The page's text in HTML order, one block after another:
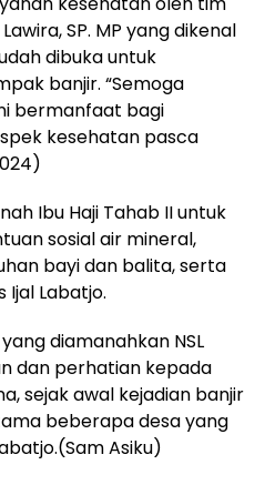
SP. MP yang dikenal
dibuka untuk
banjir. “Semoga
bermanfaat bagi
kesehatan pasca
Ibu Haji Tahab II untuk
sosial air mineral,
bayi dan balita, serta
Ijal Labatjo.
diamanahkan NSL
dan perhatian kepada
sejak awal kejadian banjir
beberapa desa yang
Asiku)